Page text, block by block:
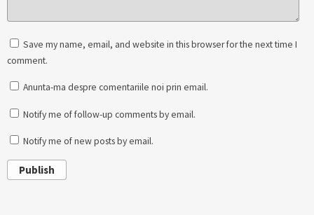
Save my name, email, and website in this browser for the next time I
comment.
Anunta-ma despre comentariile noi prin email.
Notify me of follow-up comments by email.
Notify me of new posts by email.
Publish